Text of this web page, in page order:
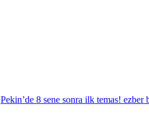
Pekin’de 8 sene sonra ilk temas! ezber